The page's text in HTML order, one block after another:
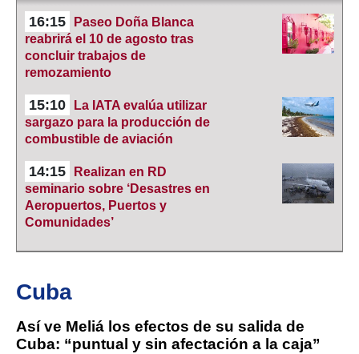
16:15
Paseo Doña Blanca
reabrirá el 10 de agosto tras
concluir trabajos de
remozamiento
15:10
La IATA evalúa utilizar
sargazo para la producción de
combustible de aviación
14:15
Realizan en RD
seminario sobre ‘Desastres en
Aeropuertos, Puertos y
Comunidades’
Cuba
Así ve Meliá los efectos de su salida de
Cuba: “puntual y sin afectación a la caja”